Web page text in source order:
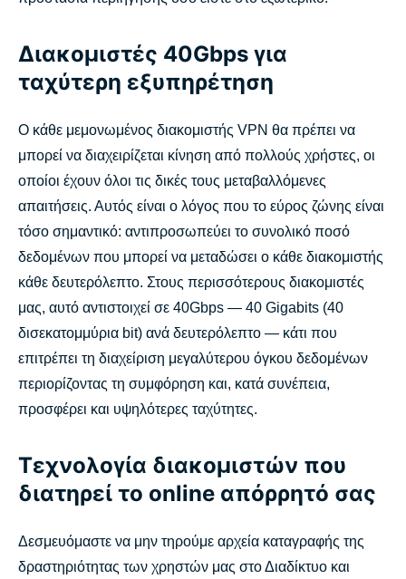
Διακομιστές 40Gbps για
ταχύτερη εξυπηρέτηση
Ο κάθε μεμονωμένος διακομιστής VPN θα πρέπει να
μπορεί να διαχειρίζεται κίνηση από πολλούς χρήστες, οι
οποίοι έχουν όλοι τις δικές τους μεταβαλλόμενες
απαιτήσεις. Αυτός είναι ο λόγος που το εύρος ζώνης είναι
τόσο σημαντικό: αντιπροσωπεύει το συνολικό ποσό
δεδομένων που μπορεί να μεταδώσει ο κάθε διακομιστής
κάθε δευτερόλεπτο. Στους περισσότερους διακομιστές
μας, αυτό αντιστοιχεί σε 40Gbps — 40 Gigabits (40
δισεκατομμύρια bit) ανά δευτερόλεπτο — κάτι που
επιτρέπει τη διαχείριση μεγαλύτερου όγκου δεδομένων
περιορίζοντας τη συμφόρηση και, κατά συνέπεια,
προσφέρει και υψηλότερες ταχύτητες.
Τεχνολογία διακομιστών που
διατηρεί το online απόρρητό σας
Δεσμευόμαστε να μην τηρούμε αρχεία καταγραφής της
δραστηριότητας των χρηστών μας στο Διαδίκτυο και